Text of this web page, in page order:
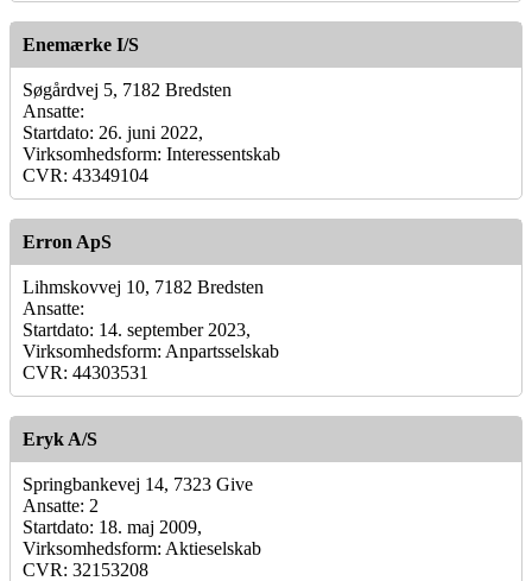
Enemærke I/S
Søgårdvej 5, 7182 Bredsten
Ansatte:
Startdato: 26. juni 2022,
Virksomhedsform: Interessentskab
CVR: 43349104
Erron ApS
Lihmskovvej 10, 7182 Bredsten
Ansatte:
Startdato: 14. september 2023,
Virksomhedsform: Anpartsselskab
CVR: 44303531
Eryk A/S
Springbankevej 14, 7323 Give
Ansatte: 2
Startdato: 18. maj 2009,
Virksomhedsform: Aktieselskab
CVR: 32153208